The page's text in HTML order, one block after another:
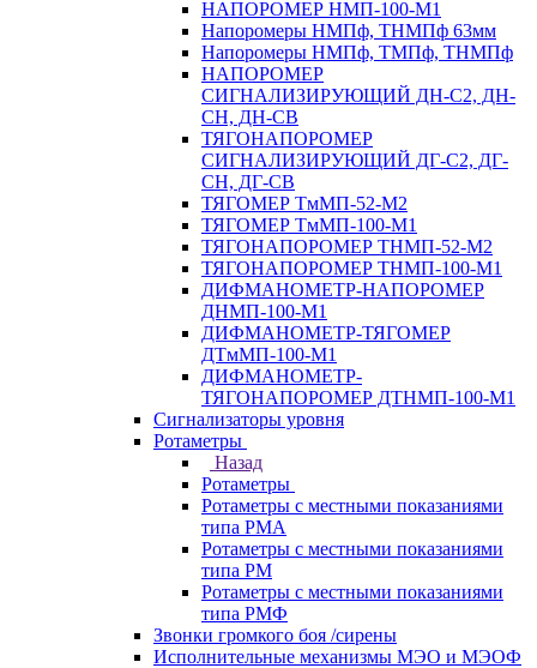
НАПОРОМЕР НМП-100-М1
Напоромеры НМПф, ТНМПф 63мм
Напоромеры НМПф, ТМПф, ТНМПф
НАПОРОМЕР
СИГНАЛИЗИРУЮЩИЙ ДН-С2, ДН-
СН, ДН-СВ
ТЯГОНАПОРОМЕР
СИГНАЛИЗИРУЮЩИЙ ДГ-С2, ДГ-
СН, ДГ-СВ
ТЯГОМЕР ТмМП-52-М2
ТЯГОМЕР ТмМП-100-М1
ТЯГОНАПОРОМЕР ТНМП-52-М2
ТЯГОНАПОРОМЕР ТНМП-100-М1
ДИФМАНОМЕТР-НАПОРОМЕР
ДНМП-100-М1
ДИФМАНОМЕТР-ТЯГОМЕР
ДТмМП-100-М1
ДИФМАНОМЕТР-
ТЯГОНАПОРОМЕР ДТНМП-100-М1
Сигнализаторы уровня
Ротаметры
Назад
Ротаметры
Ротаметры с местными показаниями
типа РМА
Ротаметры с местными показаниями
типа РМ
Ротаметры с местными показаниями
типа РМФ
Звонки громкого боя /сирены
Исполнительные механизмы МЭО и МЭОФ